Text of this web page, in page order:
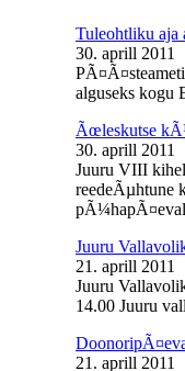
Tuleohtliku aja
30. aprill 2011
alguseks kogu
Ãœleskutse
30. aprill 2011
Juuru VIII
reedeÃµhtune
Juuru
21. aprill 2011
Juuru
14.00 Juuru
21. aprill 2011